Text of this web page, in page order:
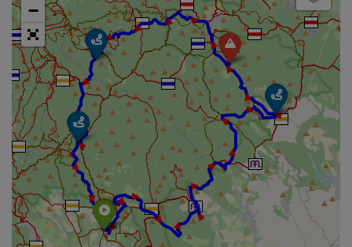
► ► ► ► ► ► ► ► ► ► ► ► ► ► ► ► ► ► ► ► ► ► ► ► ►
−